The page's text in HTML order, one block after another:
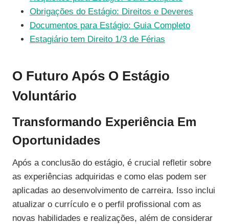
Obrigações do Estágio: Direitos e Deveres
Documentos para Estágio: Guia Completo
Estagiário tem Direito 1/3 de Férias
O Futuro Após O Estágio
Voluntário
Transformando Experiência Em
Oportunidades
Após a conclusão do estágio, é crucial refletir sobre
as experiências adquiridas e como elas podem ser
aplicadas ao desenvolvimento de carreira. Isso inclui
atualizar o currículo e o perfil profissional com as
novas habilidades e realizações, além de considerar